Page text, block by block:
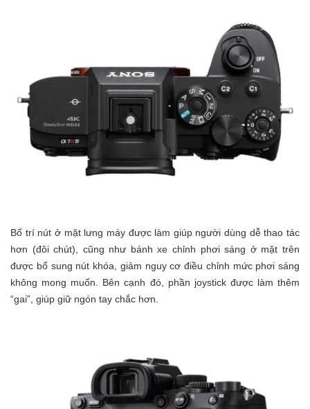
Bố trí nút ở mặt lưng máy được làm giúp người dùng dễ thao tác
hơn (đôi chút), cũng như bánh xe chỉnh phơi sáng ở mặt trên
được bổ sung nút khóa, giảm nguy cơ điều chỉnh mức phơi sáng
không mong muốn. Bên cạnh đó, phần joystick được làm thêm
“gai”, giúp giữ ngón tay chắc hơn.